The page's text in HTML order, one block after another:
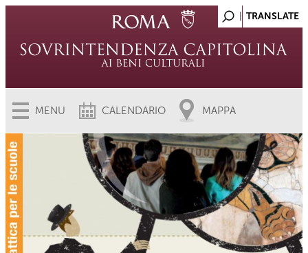
MENU CALENDARIO MAPPA